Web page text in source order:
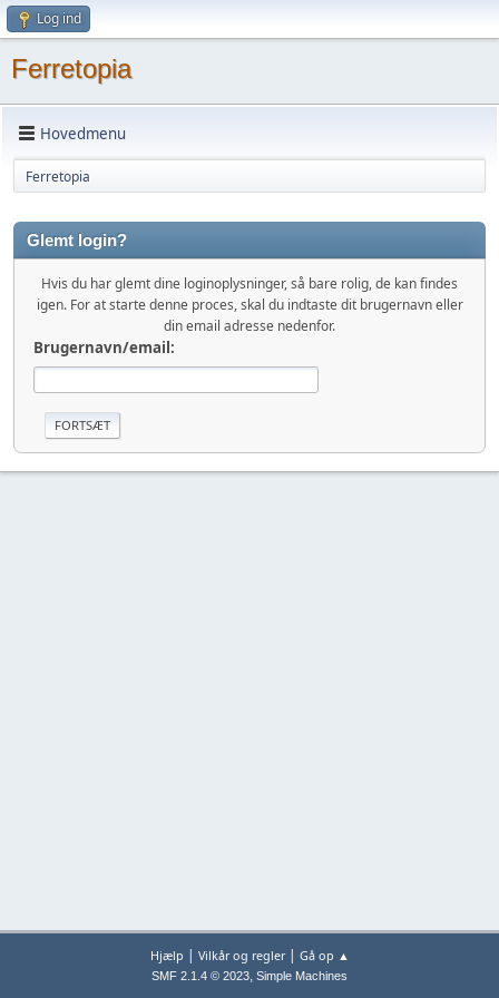
Log ind
Ferretopia
Hovedmenu
Ferretopia
Glemt login?
Hvis du har glemt dine loginoplysninger, så bare rolig, de kan findes
igen. For at starte denne proces, skal du indtaste dit brugernavn eller
din email adresse nedenfor.
Brugernavn/email:
Hjælp | Vilkår og regler| Gå op ▲
SMF 2.1.4 © 2023, Simple Machines